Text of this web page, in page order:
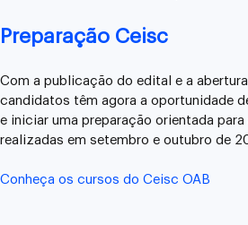
Preparação Ceisc
Com a publicação do edital e a
candidatos têm agora a oportunidade
e iniciar uma preparação orientada
realizadas em setembro e outubro de
Conheça os cursos do Ceisc OAB